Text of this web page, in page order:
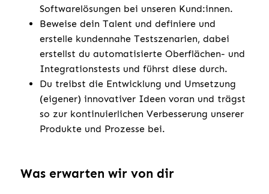
Softwarelösungen bei unseren Kund:innen.
Beweise dein Talent und definiere und
erstelle kundennahe Testszenarien, dabei
erstellst du automatisierte Oberflächen- und
Integrationstests und führst diese durch.
Du treibst die Entwicklung und Umsetzung
(eigener) innovativer Ideen voran und trägst
so zur kontinuierlichen Verbesserung unserer
Produkte und Prozesse bei.
Was erwarten wir von dir